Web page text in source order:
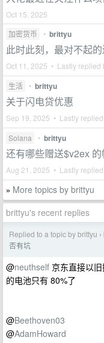
Oct 15, 2025
加密货币
• brittyu
此时此刻，最对不起
Oct 11, 2025 • Lastly replied
生活 • brittyu
关于闪电贷优惠
Sep 19, 2025 • Lastly
Solana • brittyu
还有哪些赠送$v2ex
Aug 21, 2025 • Lastly
» More topics by brittyu
brittyu's recent replies
Replied to a topic by brittyu ›
否有坑
@neuthself 京东直接以
的电池只有 80%了
@Beethoven03
@AdamHoward